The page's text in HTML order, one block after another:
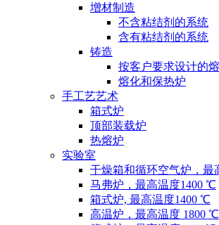
增材制造
不含粘结剂的系统
含有粘结剂的系统
铸造
按客户要求设计的
熔化和保热炉
手工艺艺术
箱式炉
顶部装载炉
热熔炉
实验室
干燥箱和循环空气炉，最
马弗炉，最高温度1400 ℃
箱式炉, 最高温度1400 ℃
高温炉，最高温度 1800 ℃